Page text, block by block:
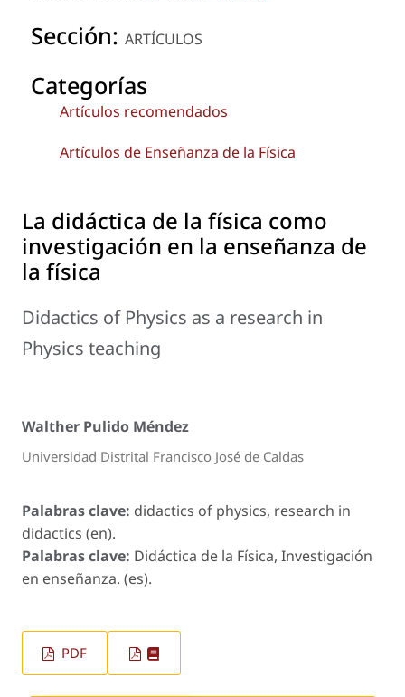
Sección: ARTÍCULOS
Categorías
Artículos recomendados
Artículos de Enseñanza de la Física
La didáctica de la física como
investigación en la enseñanza de
la física
Didactics of Physics as a research in
Physics teaching
Walther Pulido Méndez
Universidad Distrital Francisco José de Caldas
Palabras clave: didactics of physics, research in
didactics (en).
Palabras clave: Didáctica de la Física, Investigación
en enseñanza. (es).
PDF